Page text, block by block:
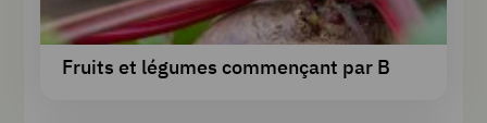
Fruits et légumes commençant par B